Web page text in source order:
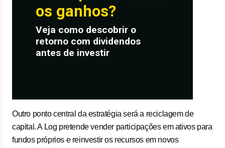
Outro ponto central da estratégia será a reciclagem de
capital. A Log pretende vender participações em ativos para
fundos próprios e reinvestir os recursos em novos